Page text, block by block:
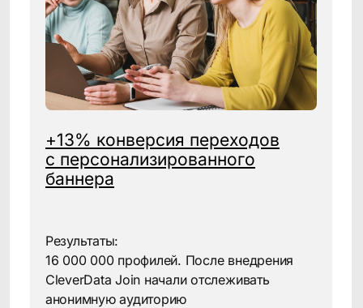
CleverData Join 160: максимум
эффективности для
маркетинговых коммуникаций
Компания CleverData стала
официальным партнером Yandex
Cloud
CleverData и MАСТЕРДАТА
объявляют о начале
стратегического партнерства
Узнать больше